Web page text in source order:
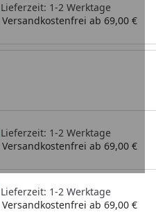
Lieferzeit: 1-2 Werktage
Versandkostenfrei ab 69,00 €
Lieferzeit: 1-2 Werktage
Versandkostenfrei ab 69,00 €
Lieferzeit: 1-2 Werktage
Versandkostenfrei ab 69,00 €